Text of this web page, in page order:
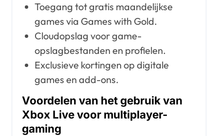
Toegang tot gratis maandelijkse
games via Games with Gold.
Cloudopslag voor game-
opslagbestanden en profielen.
Exclusieve kortingen op digitale
games en add-ons.
Voordelen van het gebruik van
Xbox Live voor multiplayer-
gaming